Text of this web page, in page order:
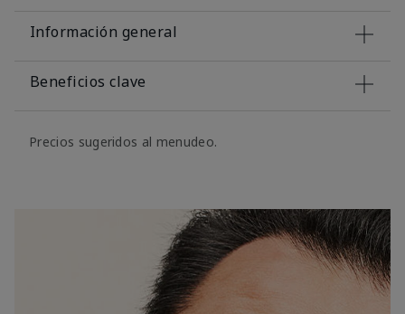
Información general
Beneficios clave
Precios sugeridos al menudeo.